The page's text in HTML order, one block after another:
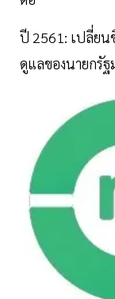
ปี 2561: เปลี่ยน
ดูแลของนายกรั